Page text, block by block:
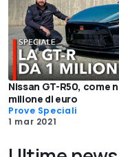
Nissan GT-R50, come
milione di euro
Prove Speciali
1 mar 2021